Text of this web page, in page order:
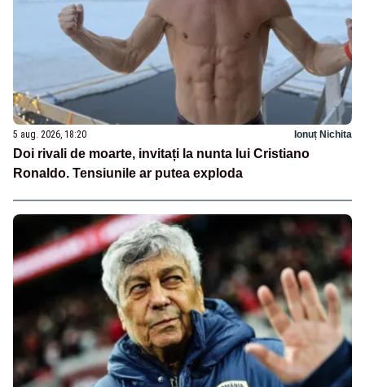
5 aug. 2026, 18:20 Ionuț Nichita
Doi rivali de moarte, invitați la nunta lui Cristiano
Ronaldo. Tensiunile ar putea exploda